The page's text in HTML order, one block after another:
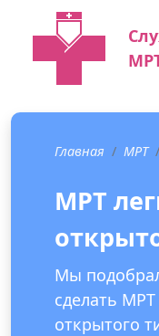
Главная МРТ
МРТ
Мы
сделать
открытого